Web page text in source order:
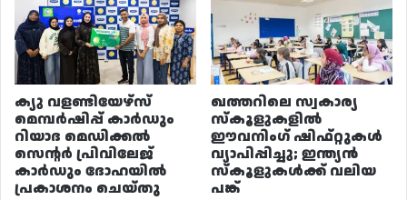
ക്യു വളണ്ടിയേഴ്‌സ്
മെമ്പർഷിപ്പ് കാർഡും
റിയാദ മെഡിക്കൽ
സെന്റർ പ്രിവിലേജ്
കാർഡും ദോഹയിൽ
പ്രകാശനം ചെയ്തു
ഖത്തറിലെ സ്വകാര്യ
സ്കൂളുകളിൽ
ഈവനിംഗ് ഷിഫ്റ്റുകൾ
വ്യാപിപ്പിച്ചു; ഇന്ത്യൻ
സ്കൂളുകൾക്ക് വലിയ
പങ്ക്